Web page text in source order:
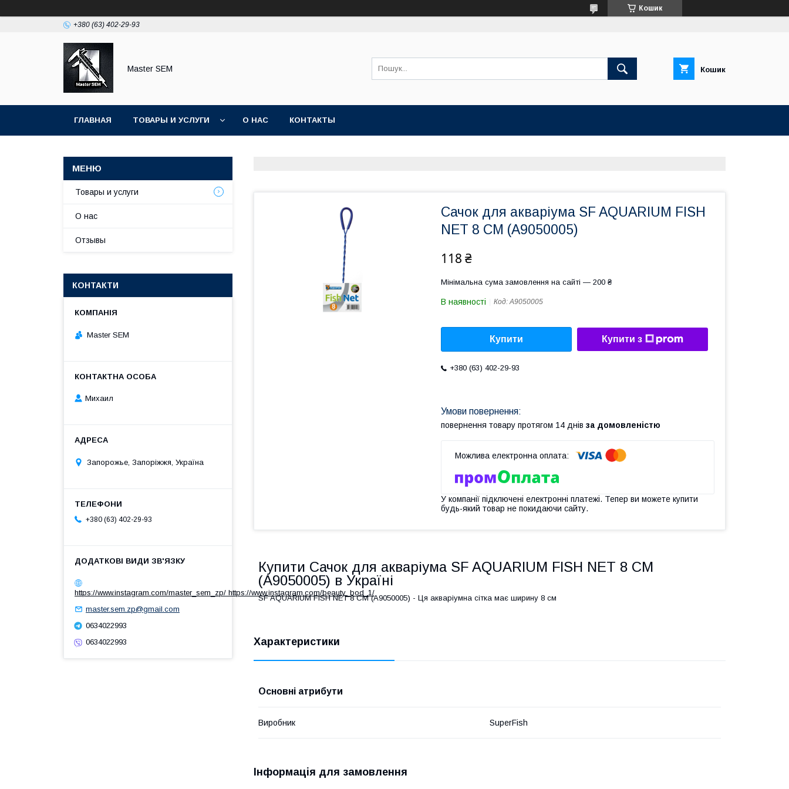
Кошик
+380 (63) 402-29-93
Master SEM Кошик
ГЛАВНАЯ ТОВАРЫ И УСЛУГИ О НАС КОНТАКТЫ
Сачок для акваріума SF AQUARIUM FISH
NET 8 CM (A9050005)
118 ₴
Мінімальна сума замовлення на сайті — 200 ₴
В наявності Код:A9050005
Купити Купити з
+380 (63) 402-29-93
повернення товару протягом 14 днів за домовленістю
У компанії підключені електронні платежі. Тепер ви можете купити
будь-який товар не покидаючи сайту.
Купити Сачок для акваріума SF AQUARIUM FISH NET 8 CM
(A9050005) в Україні
SF AQUARIUM FISH NET 8 CM (A9050005) - Ця акваріумна сітка має ширину 8 см
Характеристики
Основні атрибути
Виробник SuperFish
Інформація для замовлення
Товары и услуги
О нас
Отзывы
КОНТАКТИ
Master SEM
Михаил
Запорожье, Запоріжжя, Україна
+380 (63) 402-29-93
https://www.instagram.com/master_sem_zp/ https://www.instagram.com/beauty_bod_1/
master.sem.zp@gmail.com
0634022993
0634022993